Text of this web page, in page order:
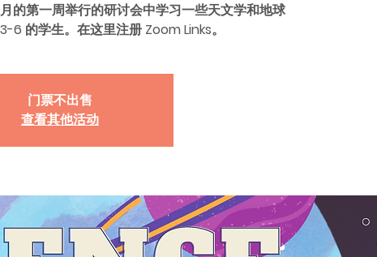
的第一周举行的研讨会中学习一些天文学和地球
6 的学生。在这里注册 Zoom Links。
门票不出售
查看其他活动